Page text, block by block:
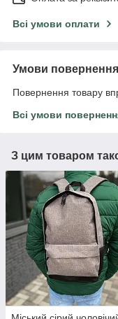
Всі умови оплати
Умови повернення
Повернення товару
Всі умови
З цим товаром